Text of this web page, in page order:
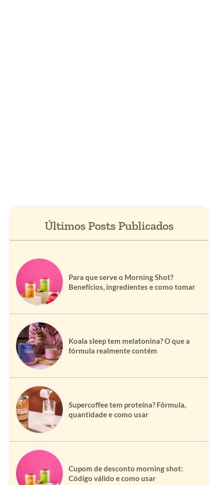
Para que serve o Morning Shot?
Benefícios, ingredientes e como tomar
Koala sleep tem melatonina? O que a
fórmula realmente contém
Supercoffee tem proteína? Fórmula,
quantidade e como usar
Cupom de desconto morning shot:
Código válido e como usar